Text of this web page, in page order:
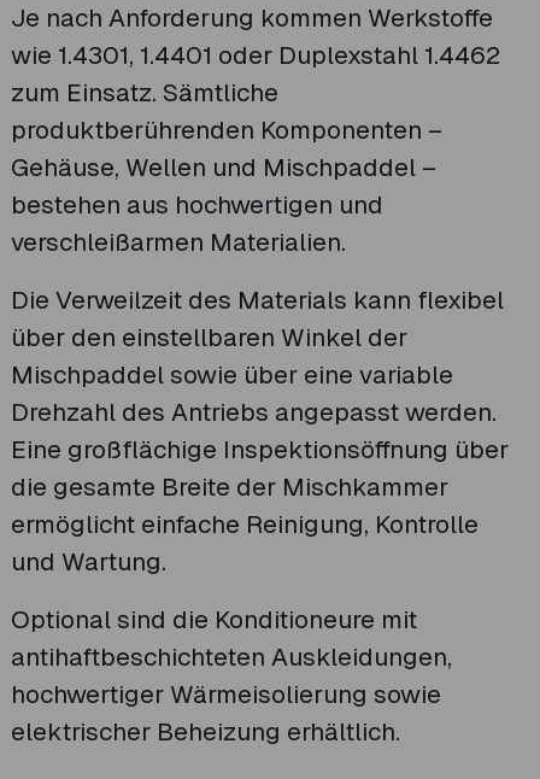
Je nach Anforderung kommen Werkstoffe
wie 1.4301, 1.4401 oder Duplexstahl 1.4462
zum Einsatz. Sämtliche
produktberührenden Komponenten –
Gehäuse, Wellen und Mischpaddel –
bestehen aus hochwertigen und
verschleißarmen Materialien.
Die Verweilzeit des Materials kann flexibel
über den einstellbaren Winkel der
Mischpaddel sowie über eine variable
Drehzahl des Antriebs angepasst werden.
Eine großflächige Inspektionsöffnung über
die gesamte Breite der Mischkammer
ermöglicht einfache Reinigung, Kontrolle
und Wartung.
Optional sind die Konditioneure mit
antihaftbeschichteten Auskleidungen,
hochwertiger Wärmeisolierung sowie
elektrischer Beheizung erhältlich.